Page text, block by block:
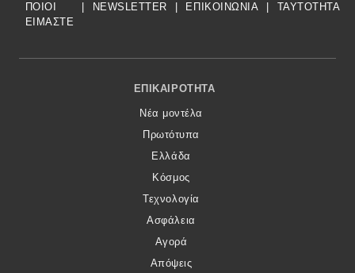
ΠΟΙΟΙ
ΕΙΜΑΣΤΕ
NEWSLETTER ΕΠΙΚΟΙΝΩΝΙΑ TAYTOTHTA
Footer Menu
ΕΠΙΚΑΙΡΌΤΗΤΑ
Νέα μοντέλα
Πρωτότυπα
Ελλάδα
Κόσμος
Τεχνολογία
Ασφάλεια
Αγορά
Απόψεις